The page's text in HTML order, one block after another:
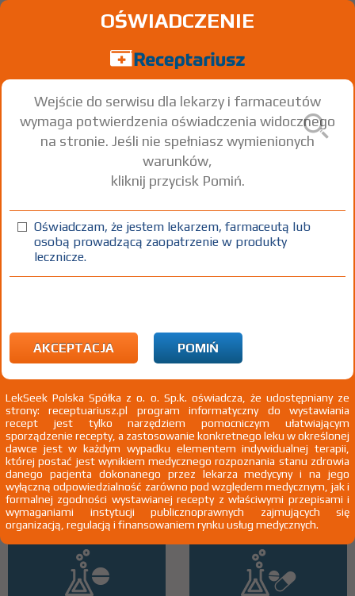
Gammalon - import docelowy
tabl. 250 mg 100 szt. Doustnie
100%
25,61
10,56 bezpł.
Nadciśnienie tętnicze u osób dorosłych, w przypadkach innych niż
określono w ChPL
2)Pacjenci 65+
Wszystkie dawki leku ATC
OŚWIADCZENIE
Wejście do serwisu dla lekarzy i farmaceutów
wymaga potwierdzenia oświadczenia widocznego
na stronie. Jeśli nie spełniasz wymienionych
warunków,
kliknij przycisk Pomiń.
Oświadczam, że jestem lekarzem, farmaceutą lub
osobą prowadzącą zaopatrzenie w produkty
lecznicze.
AKCEPTACJA POMIŃ
LekSeek Polska Spółka z o. o. Sp.k. oświadcza, że udostępniany ze
strony: receptuariusz.pl program informatyczny do wystawiania
recept jest tylko narzędziem pomocniczym ułatwiającym
sporządzenie recepty, a zastosowanie konkretnego leku w określonej
dawce jest w każdym wypadku elementem indywidualnej terapii,
której postać jest wynikiem medycznego rozpoznania stanu zdrowia
danego pacjenta dokonanego przez lekarza medycyny i na jego
wyłączną odpowiedzialność zarówno pod względem medycznym, jak i
formalnej zgodności wystawianej recepty z właściwymi przepisami i
wymaganiami instytucji publicznoprawnych zajmujących się
organizacją, regulacją i finansowaniem rynku usług medycznych.